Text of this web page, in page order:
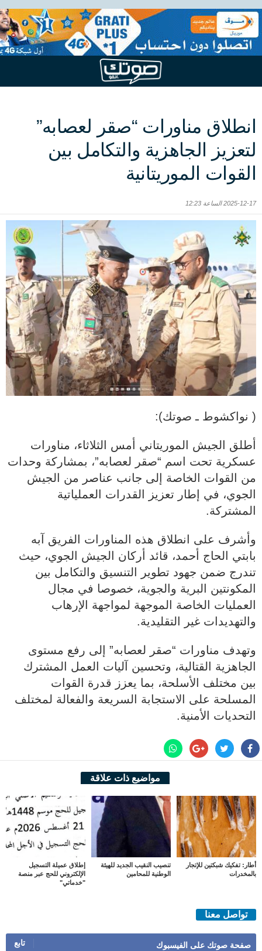
انطلاق مناورات “صقر لعصابه”
لتعزيز الجاهزية والتكامل بين
القوات الموريتانية
2025-12-17 الساعة 12:23
( نواكشوط ـ صوتك):
أطلق الجيش الموريتاني أمس الثلاثاء، مناورات
عسكرية تحت اسم “صقر لعصابه”، بمشاركة وحدات
من القوات الخاصة إلى جانب عناصر من الجيش
الجوي، في إطار تعزيز القدرات العملياتية
المشتركة.
وأشرف على انطلاق هذه المناورات الفريق آبه
بابتي الحاج أحمد، قائد أركان الجيش الجوي، حيث
تندرج ضمن جهود تطوير التنسيق والتكامل بين
المكونتين البرية والجوية، خصوصا في مجال
العمليات الخاصة الموجهة لمواجهة الإرهاب
والتهديدات غير التقليدية.
وتهدف مناورات “صقر لعصابه” إلى رفع مستوى
الجاهزية القتالية، وتحسين آليات العمل المشترك
بين مختلف الأسلحة، بما يعزز قدرة القوات
المسلحة على الاستجابة السريعة والفعالة لمختلف
التحديات الأمنية.
مواضيع ذات علاقة
أطار: تفكيك شبكتين للإتجار
بالمخدرات
تنصيب النقيب الجديد للهيئة
الوطنية للمحامين
إطلاق عميلة التسجيل
الإلكتروني للحج عبر منصة
"خدماتي"
تواصل معنا
صفحة صوتك على الفيسبوك تابع